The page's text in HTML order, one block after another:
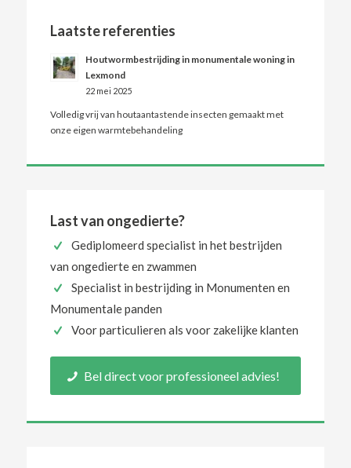
Laatste referenties
Houtwormbestrijding in monumentale woning in
Lexmond
22 mei 2025
Volledig vrij van houtaantastende insecten gemaakt met
onze eigen warmtebehandeling
Last van ongedierte?
Gediplomeerd specialist in het bestrijden
van ongedierte en zwammen
Specialist in bestrijding in Monumenten en
Monumentale panden
Voor particulieren als voor zakelijke klanten
Bel direct voor professioneel advies!